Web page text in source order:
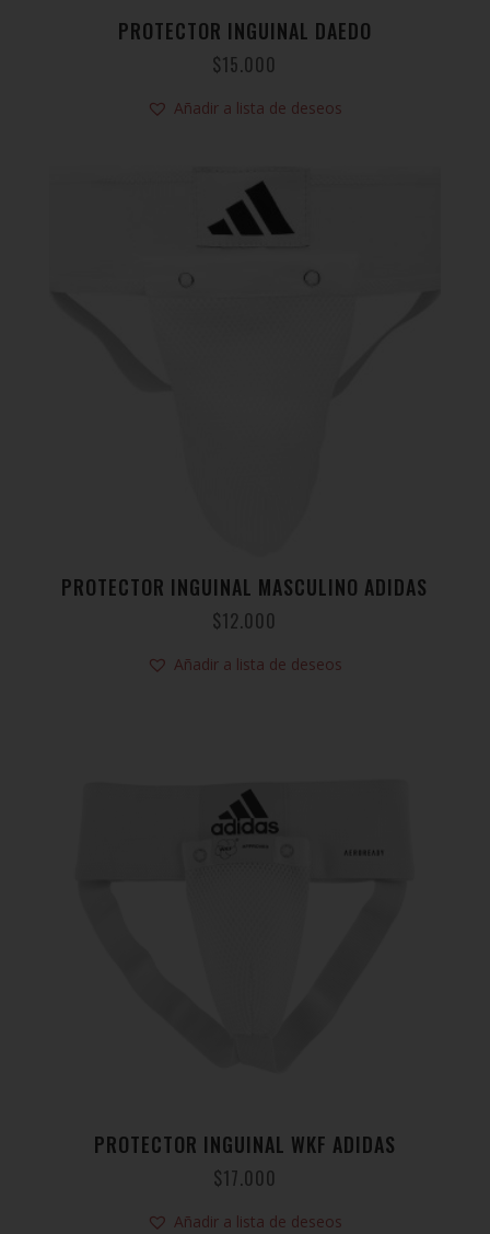
PROTECTOR INGUINAL DAEDO
$15.000
Añadir a lista de deseos
PROTECTOR INGUINAL MASCULINO ADIDAS
$12.000
Añadir a lista de deseos
PROTECTOR INGUINAL WKF ADIDAS
$17.000
Añadir a lista de deseos